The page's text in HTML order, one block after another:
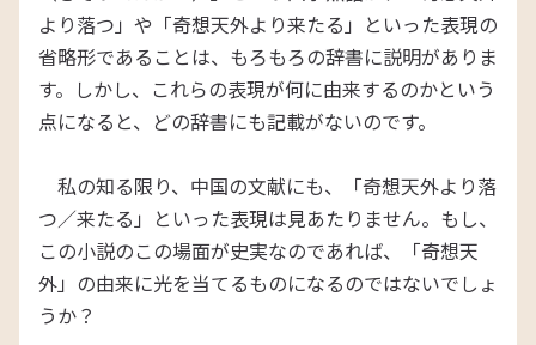
より落つ」や「奇想天外より来たる」といった表現の
省略形であることは、もろもろの辞書に説明がありま
す。しかし、これらの表現が何に由来するのかという
点になると、どの辞書にも記載がないのです。
私の知る限り、中国の文献にも、「奇想天外より落
つ／来たる」といった表現は見あたりません。もし、
この小説のこの場面が史実なのであれば、「奇想天
外」の由来に光を当てるものになるのではないでしょ
うか？